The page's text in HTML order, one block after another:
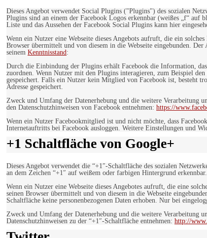
Dieses Angebot verwendet Social Plugins ("Plugins") des sozialen
Plugins sind an einem der Facebook Logos erkennbar (weißes „f“
Liste und das Aussehen der Facebook Social Plugins kann hier
Wenn ein Nutzer eine Webseite dieses Angebots aufruft, die ein
Browser übermittelt und von diesem in die Webseite eingebunden.
seinem Kenntnisstand:
Durch die Einbindung der Plugins erhält Facebook die Information,
zuordnen. Wenn Nutzer mit den Plugins interagieren, zum Beispiel
gespeichert. Falls ein Nutzer kein Mitglied von Facebook ist, besteht
Adresse gespeichert.
Zweck und Umfang der Datenerhebung und die weitere Verarbeitung
den Datenschutzhinweisen von Facebook entnehmen: https://
Wenn ein Nutzer Facebookmitglied ist und nicht möchte, dass
Internetauftritts bei Facebook ausloggen. Weitere Einstellungen und
+1 Schaltfläche von Google+
Dieses Angebot verwendet die “+1″-Schaltfläche des sozialen
an dem Zeichen “+1″ auf weißem oder farbigen Hintergrund erkennbar.
Wenn ein Nutzer eine Webseite dieses Angebotes aufruft, die eine
seinen Browser übermittelt und von diesem in die Webseite
Schaltfläche keine personenbezogenen Daten erhoben. Nur bei
Zweck und Umfang der Datenerhebung und die weitere Verarbeitung
Datenschutzhinweisen zu der “+1″-Schaltfläche entnehmen: http://